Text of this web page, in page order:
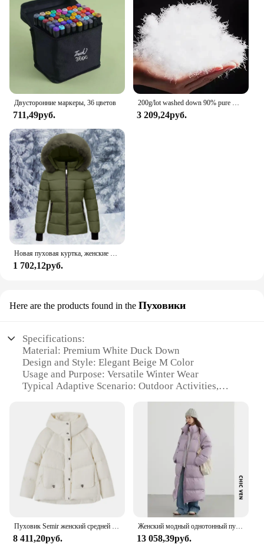
Двусторонние маркеры, 36 цветов
711,49руб. 3 209,24руб.
1 702,12руб.
Here are the products found in the Пуховики
Specifications:
Material: Premium White Duck Down
Design and Style: Elegant Beige M Color
Usage and Purpose: Versatile Winter Wear
Typical Adaptive Scenario: Outdoor Activities,
Shape or Size or Weight or Quantity: Slim Fit,
Lightweight
Performance and Property: Excellent Insulation,
Windproof
Features:
**Elegant Craftsmanship and Style**
The down jacket women beige m is a testament to
exquisite craftsmanship and sophisticated style. The
slim fit design ensures a flattering silhouette, while
the lightweight construction allows for ease of
movement. The elegant beige m color is a versatile
8 411,20руб.
Женский модный однотонный пуховик с воротником-стойкой, теплый длинный свободный пуховик на белом утином пуху, Осень-зима 2024
13 058,39руб.